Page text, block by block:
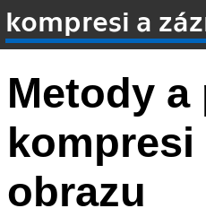
kompresi a
Metody
kompresi
obrazu